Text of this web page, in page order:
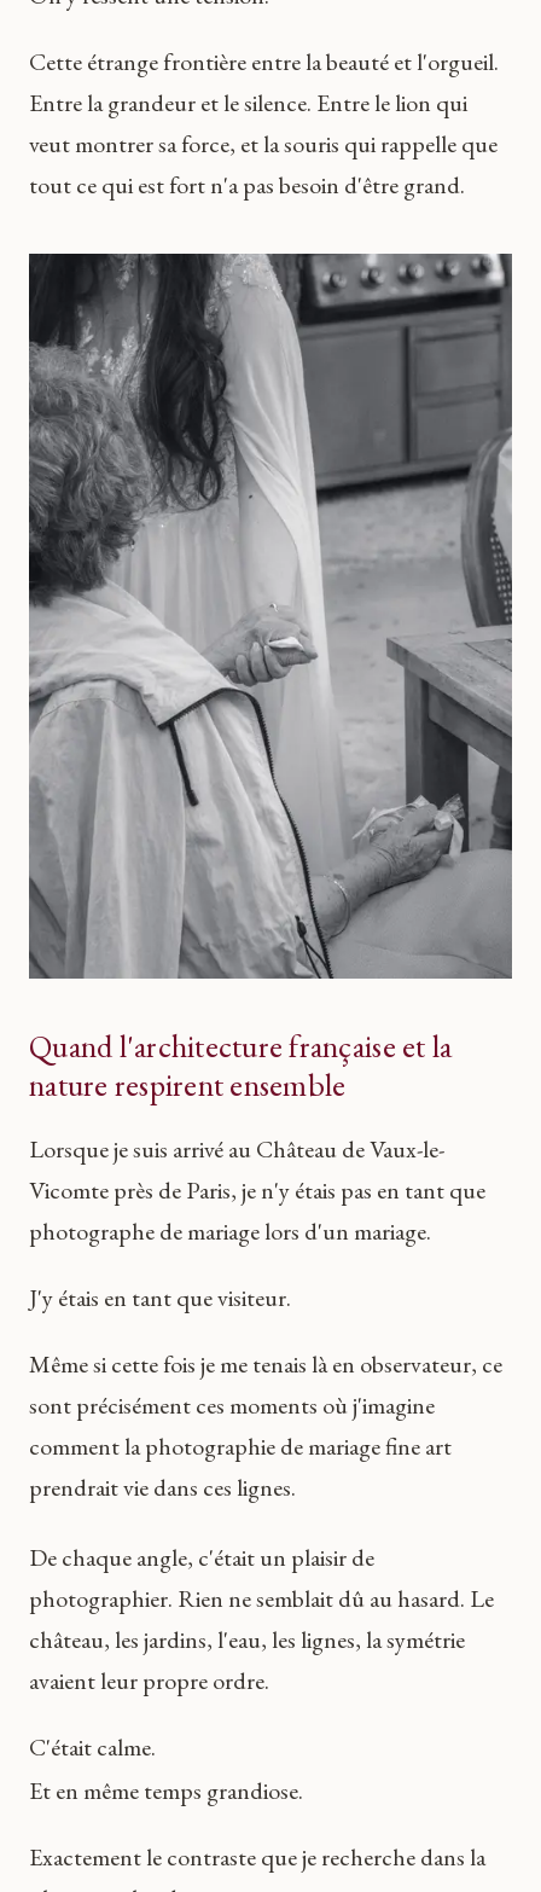
Cette étrange frontière entre la beauté et l'orgueil.
Entre la grandeur et le silence. Entre le lion qui
veut montrer sa force, et la souris qui rappelle que
tout ce qui est fort n'a pas besoin d'être grand.
Quand l'architecture française et la
nature respirent ensemble
Lorsque je suis arrivé au Château de Vaux-le-
Vicomte près de Paris, je n'y étais pas en tant que
photographe de mariage lors d'un mariage.
J'y étais en tant que visiteur.
Même si cette fois je me tenais là en observateur, ce
sont précisément ces moments où j'imagine
comment la photographie de mariage fine art
prendrait vie dans ces lignes.
De chaque angle, c'était un plaisir de
photographier. Rien ne semblait dû au hasard. Le
château, les jardins, l'eau, les lignes, la symétrie
avaient leur propre ordre.
C'était calme.
Et en même temps grandiose.
Exactement le contraste que je recherche dans la